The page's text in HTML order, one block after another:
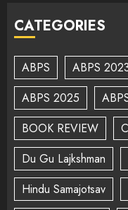
CATEGORIES
ABPS ABPS
ABPS 2025
BOOK REVIEW
Du Gu Lajkshman
Hindu Samajotsav